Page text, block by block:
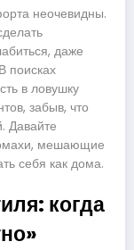
неочевидны.
даже
поисках
в ловушку
забыв, что
Давайте
мешающие
себя как дома.
когда